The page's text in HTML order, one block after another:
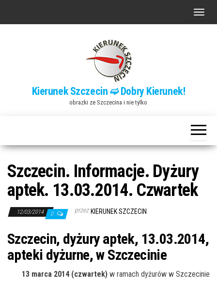
P
n
a
w
ę
Kierunek Szczecin ➫ Dobry Kierunek!
obrazki ze Szczecina i nie tylko
Szczecin. Informacje. Dyżury
aptek. 13.03.2014. Czwartek
12/03/2014 0 przez KIERUNEK SZCZECIN
Szczecin, dyżury aptek, 13.03.2014,
apteki dyżurne, w Szczecinie
13 marca 2014 (czwartek) w ramach dyżurów w Szczecinie